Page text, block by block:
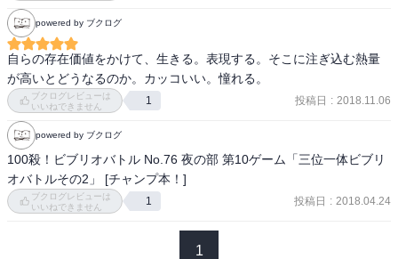
powered by ブクログ
自らの存在価値をかけて、生きる。表現する。そこに注ぎ込む熱量
が高いとどうなるのか。カッコいい。憧れる。
ブクログレビューは
いいねできません
1 投稿日 : 2018.11.06
powered by ブクログ
100殺！ビブリオバトル No.76 夜の部 第10ゲーム「三位一体ビブリ
オバトルその2」 [チャンプ本！]
ブクログレビューは
いいねできません
1 投稿日 : 2018.04.24
1